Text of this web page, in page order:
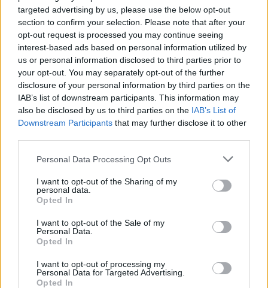
targeted advertising by us, please use the below opt-out
section to confirm your selection. Please note that after your
opt-out request is processed you may continue seeing
interest-based ads based on personal information utilized by
us or personal information disclosed to third parties prior to
your opt-out. You may separately opt-out of the further
disclosure of your personal information by third parties on the
IAB’s list of downstream participants. This information may
also be disclosed by us to third parties on the IAB’s List of
Downstream Participants that may further disclose it to other
Personal Data Processing Opt Outs
I want to opt-out of the Sharing of my
personal data.
Opted In
I want to opt-out of the Sale of my
Personal Data.
Opted In
I want to opt-out of processing my
Personal Data for Targeted Advertising.
Opted In